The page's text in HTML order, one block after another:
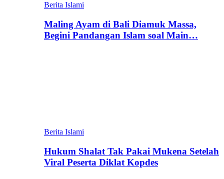
Berita Islami
Maling Ayam di Bali Diamuk Massa,
Begini Pandangan Islam soal Main…
Berita Islami
Hukum Shalat Tak Pakai Mukena Setelah
Viral Peserta Diklat Kopdes